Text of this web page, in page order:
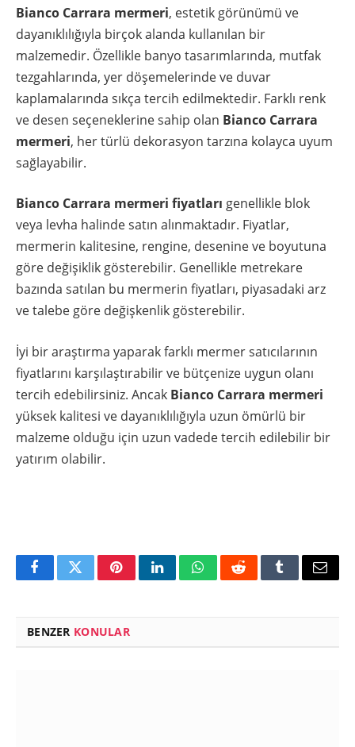
Bianco Carrara mermeri, estetik görünümü ve
dayanıklılığıyla birçok alanda kullanılan bir
malzemedir. Özellikle banyo tasarımlarında, mutfak
tezgahlarında, yer döşemelerinde ve duvar
kaplamalarında sıkça tercih edilmektedir. Farklı renk
ve desen seçeneklerine sahip olan Bianco Carrara
mermeri, her türlü dekorasyon tarzına kolayca uyum
sağlayabilir.
Bianco Carrara mermeri fiyatları genellikle blok
veya levha halinde satın alınmaktadır. Fiyatlar,
mermerin kalitesine, rengine, desenine ve boyutuna
göre değişiklik gösterebilir. Genellikle metrekare
bazında satılan bu mermerin fiyatları, piyasadaki arz
ve talebe göre değişkenlik gösterebilir.
İyi bir araştırma yaparak farklı mermer satıcılarının
fiyatlarını karşılaştırabilir ve bütçenize uygun olanı
tercih edebilirsiniz. Ancak Bianco Carrara mermeri
yüksek kalitesi ve dayanıklılığıyla uzun ömürlü bir
malzeme olduğu için uzun vadede tercih edilebilir bir
yatırım olabilir.
FacebookTwitterPinterestLinkedInWhatsAppRedditTumblrEmail
BENZER KONULAR